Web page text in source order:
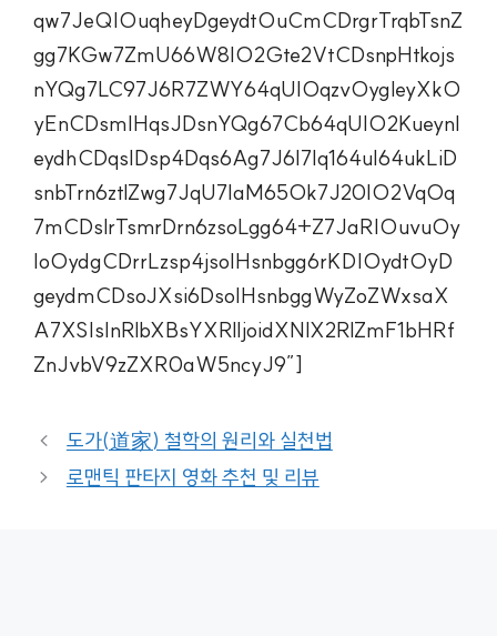
qw7JeQIOuqheyDgeydtOuCmCDrgrTrqbTsnZ
gg7KGw7ZmU66W8IO2Gte2VtCDsnpHtkojs
nYQg7LC97J6R7ZWY64qUIOqzvOygleyXkO
yEnCDsmIHqsJDsnYQg67Cb64qUIO2Kueynl
eydhCDqsIDsp4Dqs6Ag7J6I7Iq164uI64ukLiD
snbTrn6ztlZwg7JqU7IaM65Ok7J20IO2VqOq
7mCDslrTsmrDrn6zsoLgg64+Z7JaRIOuvuOy
IoOydgCDrrLzsp4jsoIHsnbgg6rKDIOydtOyD
geydmCDsoJXsi6DsoIHsnbggWyZoZWxsaX
A7XSIsInRlbXBsYXRlIjoidXNlX2RlZmF1bHRf
ZnJvbV9zZXR0aW5ncyJ9″]
도가(道家) 철학의 원리와 실천법
로맨틱 판타지 영화 추천 및 리뷰